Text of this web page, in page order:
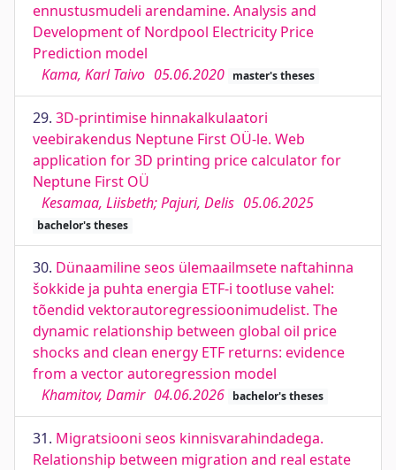
ennustusmudeli arendamine. Analysis and
Development of Nordpool Electricity Price
Prediction model
Kama, Karl Taivo 05.06.2020 master's theses
29. 3D-printimise hinnakalkulaatori
veebirakendus Neptune First OÜ-le. Web
application for 3D printing price calculator for
Neptune First OÜ
Kesamaa, Liisbeth; Pajuri, Delis 05.06.2025
bachelor's theses
30. Dünaamiline seos ülemaailmsete naftahinna
šokkide ja puhta energia ETF-i tootluse vahel:
tõendid vektorautoregressioonimudelist. The
dynamic relationship between global oil price
shocks and clean energy ETF returns: evidence
from a vector autoregression model
Khamitov, Damir 04.06.2026 bachelor's theses
31. Migratsiooni seos kinnisvarahindadega.
Relationship between migration and real estate